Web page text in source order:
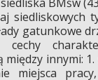
siedliskowych
gatunkowe
cechy
innymi:
miejsca